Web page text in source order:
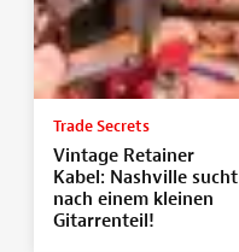
Trade Secrets
Vintage Retainer
Kabel: Nashville sucht
nach einem kleinen
Gitarrenteil!